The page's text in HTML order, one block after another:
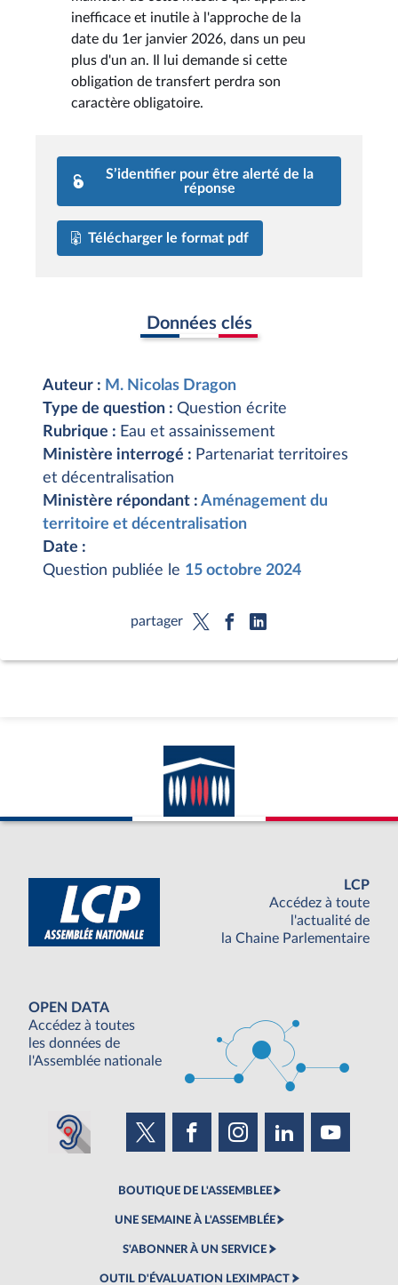
inefficace et inutile à l'approche de la
date du 1er janvier 2026, dans un peu
plus d'un an. Il lui demande si cette
obligation de transfert perdra son
caractère obligatoire.
S’identifier pour être alerté de la
réponse
Télécharger le format pdf
Données clés
Auteur : M. Nicolas Dragon
Type de question : Question écrite
Rubrique : Eau et assainissement
Ministère interrogé : Partenariat territoires
et décentralisation
Ministère répondant : Aménagement du
territoire et décentralisation
Date :
Question publiée le 15 octobre 2024
partager
LCP
Accédez à toute
l'actualité de
la Chaine Parlementaire
OPEN DATA
Accédez à toutes
les données de
l'Assemblée nationale
BOUTIQUE DE L'ASSEMBLEE
UNE SEMAINE À L'ASSEMBLÉE
S'ABONNER À UN SERVICE
OUTIL D'ÉVALUATION LEXIMPACT